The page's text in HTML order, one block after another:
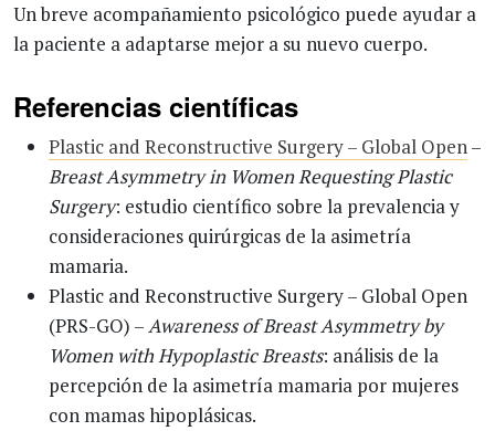
Un breve acompañamiento psicológico puede ayudar a
la paciente a adaptarse mejor a su nuevo cuerpo.
Referencias científicas
Plastic and Reconstructive Surgery – Global Open–
Breast Asymmetry in Women Requesting Plastic
Surgery: estudio científico sobre la prevalencia y
consideraciones quirúrgicas de la asimetría
mamaria.
Plastic and Reconstructive Surgery – Global Open
(PRS-GO) –Awareness of Breast Asymmetry by
Women with Hypoplastic Breasts: análisis de la
percepción de la asimetría mamaria por mujeres
con mamas hipoplásicas.